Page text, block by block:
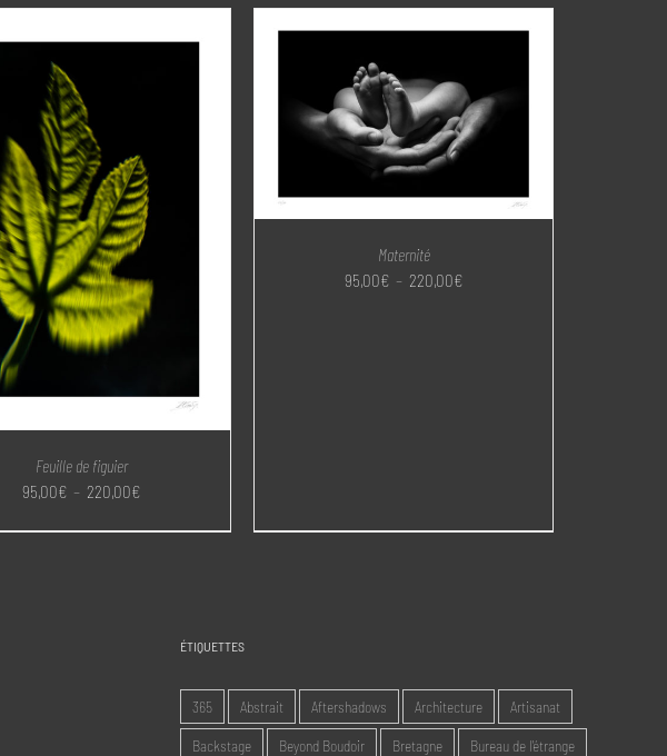
Feuille de figuier
95,00€ – 220,00€
prix :
Maternité
95,00€ – 220,00€
ÉTIQUETTES
365 Abstrait Aftershadows Architecture Artisanat
Backstage Beyond Boudoir Bretagne Bureau de l'étrange